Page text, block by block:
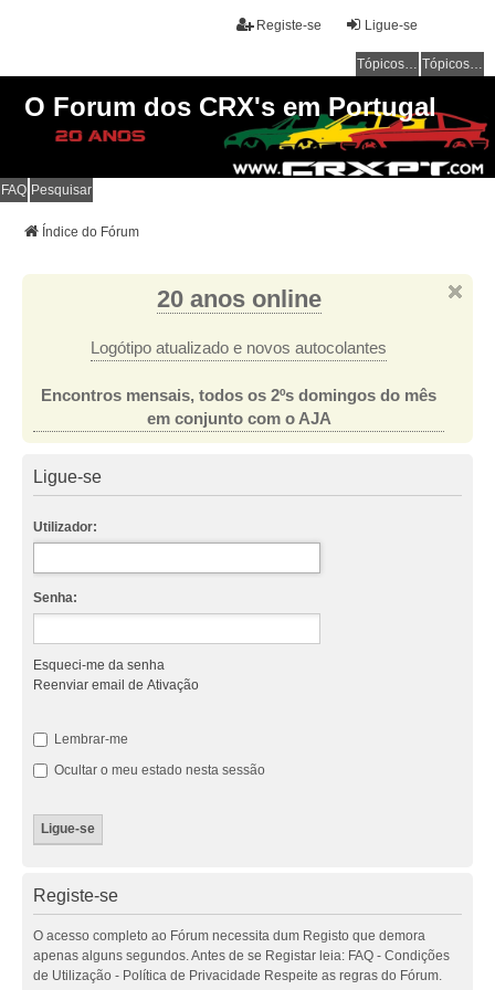
Ligue-se
Registe-se
Tópicos sem resposta Tópicos ativos
O Forum dos CRX's em Portugal
FAQ Pesquisar
Índice do Fórum
20 anos online
Logótipo atualizado e novos autocolantes
Encontros mensais, todos os 2ºs domingos do mês
em conjunto com o AJA
Ligue-se
Utilizador:
Senha:
Esqueci-me da senha
Reenviar email de Ativação
Lembrar-me
Ocultar o meu estado nesta sessão
Registe-se
O acesso completo ao Fórum necessita dum Registo que demora
apenas alguns segundos. Antes de se Registar leia: FAQ - Condições
de Utilização - Política de Privacidade Respeite as regras do Fórum.